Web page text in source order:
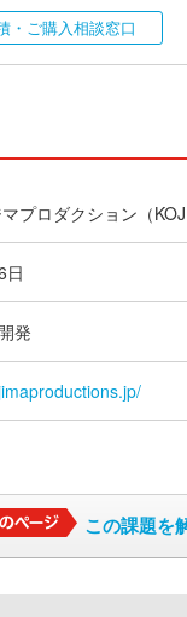
・ご購入相談窓口
プロダクション（
日
発
この課題を